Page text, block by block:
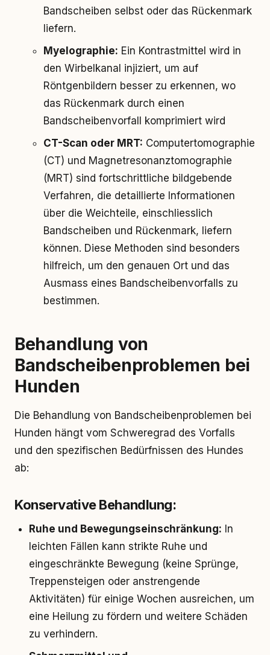
Bandscheiben selbst oder das Rückenmark
liefern.
Myelographie: Ein Kontrastmittel wird in
den Wirbelkanal injiziert, um auf
Röntgenbildern besser zu erkennen, wo
das Rückenmark durch einen
Bandscheibenvorfall komprimiert wird
CT-Scan oder MRT: Computertomographie
(CT) und Magnetresonanztomographie
(MRT) sind fortschrittliche bildgebende
Verfahren, die detaillierte Informationen
über die Weichteile, einschliesslich
Bandscheiben und Rückenmark, liefern
können. Diese Methoden sind besonders
hilfreich, um den genauen Ort und das
Ausmass eines Bandscheibenvorfalls zu
bestimmen.
Behandlung von
Bandscheibenproblemen bei
Hunden
Die Behandlung von Bandscheibenproblemen bei
Hunden hängt vom Schweregrad des Vorfalls
und den spezifischen Bedürfnissen des Hundes
ab:
Konservative Behandlung:
Ruhe und Bewegungseinschränkung: In
leichten Fällen kann strikte Ruhe und
eingeschränkte Bewegung (keine Sprünge,
Treppensteigen oder anstrengende
Aktivitäten) für einige Wochen ausreichen, um
eine Heilung zu fördern und weitere Schäden
zu verhindern.